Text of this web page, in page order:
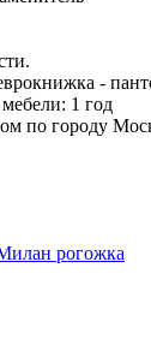
-
1 год
по городу